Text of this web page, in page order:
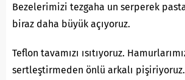
Bezelerimizi tezgaha un serperek
biraz daha büyük açıyoruz.
Teflon tavamızı ısıtıyoruz.
sertleştirmeden önlü arkalı